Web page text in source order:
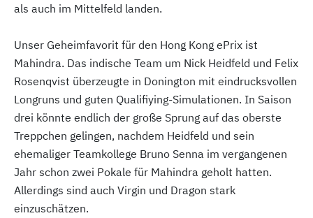
als auch im Mittelfeld landen.
Unser Geheimfavorit für den Hong Kong ePrix ist
Mahindra. Das indische Team um Nick Heidfeld und Felix
Rosenqvist überzeugte in Donington mit eindrucksvollen
Longruns und guten Qualifiying-Simulationen. In Saison
drei könnte endlich der große Sprung auf das oberste
Treppchen gelingen, nachdem Heidfeld und sein
ehemaliger Teamkollege Bruno Senna im vergangenen
Jahr schon zwei Pokale für Mahindra geholt hatten.
Allerdings sind auch Virgin und Dragon stark
einzuschätzen.